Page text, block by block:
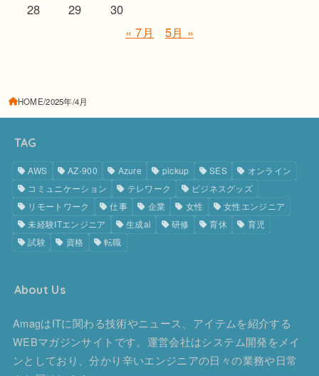
28
29
30
« 7月
5月 »
HOME 2025年 4月
TAG
AWS AZ-900 Azure pickup SES
オンライン
コミュニケーション
テレワーク
ビジネスグッズ
リモートワーク
仕事 企業 女性
女性エンジニア
未経験ITエンジニア
生成ai 研修 育休
育児
試験
資格 転職
About Us
AmagはITに関わる技術やニュース、アイテムを紹介する
WEBマガジンサイトです。運営会社はシステム開発をメイ
ンとしており、分かり辛いエンジニアの日々の業務や日常